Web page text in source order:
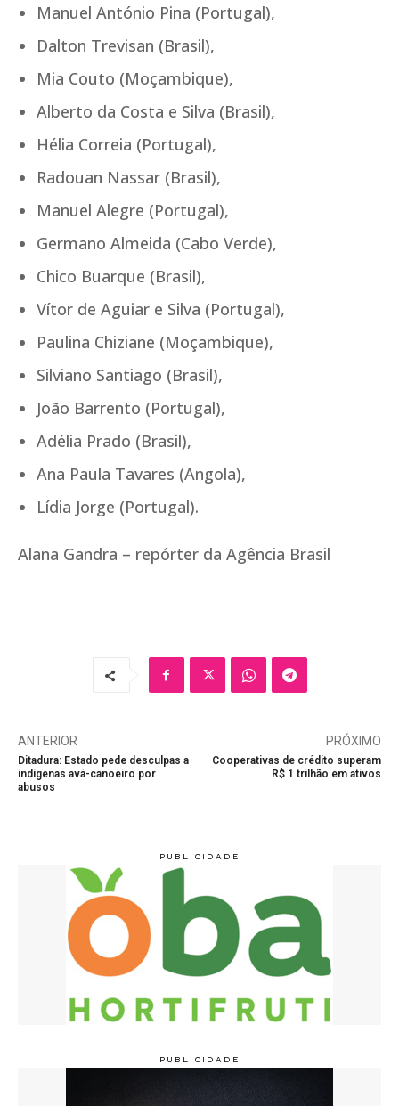
Manuel António Pina (Portugal),
Dalton Trevisan (Brasil),
Mia Couto (Moçambique),
Alberto da Costa e Silva (Brasil),
Hélia Correia (Portugal),
Radouan Nassar (Brasil),
Manuel Alegre (Portugal),
Germano Almeida (Cabo Verde),
Chico Buarque (Brasil),
Vítor de Aguiar e Silva (Portugal),
Paulina Chiziane (Moçambique),
Silviano Santiago (Brasil),
João Barrento (Portugal),
Adélia Prado (Brasil),
Ana Paula Tavares (Angola),
Lídia Jorge (Portugal).
Alana Gandra – repórter da Agência Brasil
ANTERIOR
Ditadura: Estado pede desculpas a
indígenas avá-canoeiro por
abusos
PRÓXIMO
Cooperativas de crédito superam
R$ 1 trilhão em ativos